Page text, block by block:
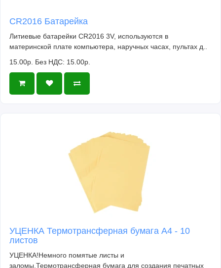
CR2016 Батарейка
Литиевые батарейки CR2016 3V, используются в
материнской плате компьютера, наручных часах, пультах д..
15.00р. Без НДС: 15.00р.
УЦЕНКА Термотрансферная бумага А4 - 10
листов
УЦЕНКА!Немного помятые листы и
заломы.Термотрансферная бумага для создания печатных